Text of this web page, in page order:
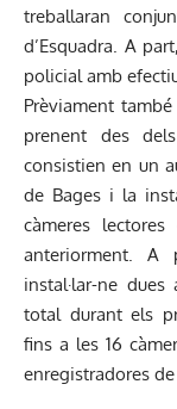
treballaran
d’Esquadra. A
policial amb
Prèviament
prenent des
consistien en un
de Bages i la
càmeres
anteriorment. A
instal·lar-ne
total durant els
fins a les 16
enregistradores